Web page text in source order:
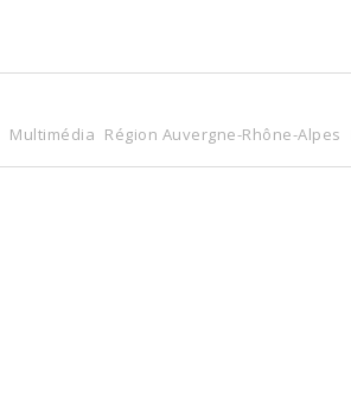
Multimédia Région Auvergne-Rhône-Alpes